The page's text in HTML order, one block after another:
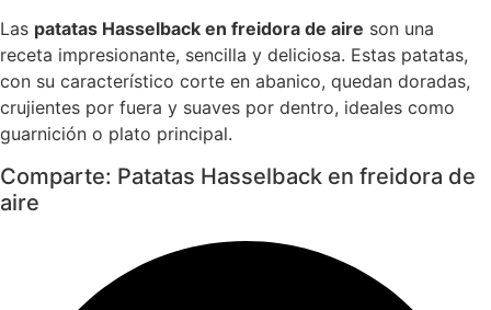
Las patatas Hasselback en freidora de aire son una
receta impresionante, sencilla y deliciosa. Estas patatas,
con su característico corte en abanico, quedan doradas,
crujientes por fuera y suaves por dentro, ideales como
guarnición o plato principal.
Comparte: Patatas Hasselback en freidora de
aire